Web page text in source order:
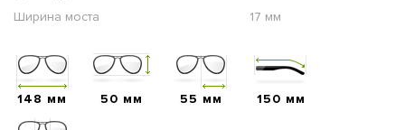
Ширина моста
17 мм
148 мм 50 мм 55 мм 150 мм